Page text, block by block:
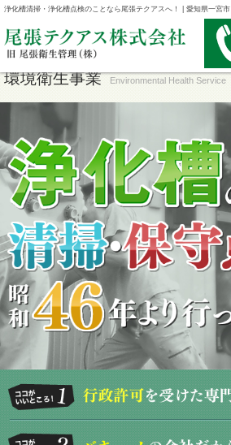
浄化槽清掃・浄化槽点検のことなら尾張テクアスへ！ | 愛知県一宮市
環境衛生事業 Environmental Health Service